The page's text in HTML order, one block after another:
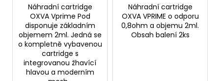
Náhradní cartridge
OXVA Vprime Pod
disponuje základním
objemem 2ml. Jedná se
o kompletně vybavenou
cartridge s
integrovanou žhavící
hlavou a moderním
Náhradní cartridge
OXVA VPRIME o odporu
0,8ohm a objemu 2ml.
Obsah balení 2ks